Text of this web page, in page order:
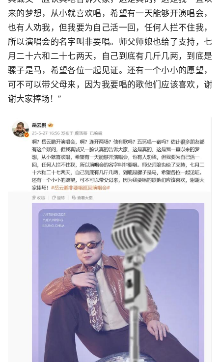
来的梦想，从小就喜欢唱，希望有一天能够开演唱会，
也有人劝我，但我要为自己活一回，任何人拦不住我，
所以演唱会的名字叫非要唱。师父师娘也给了支持，七
月二十六和二十七两天，自己到底有几斤几两，到底是
骡子是马，希望各位一起见证。还有一个小小的愿望，
可不可以带父母来，因为我要唱的歌他们应该喜欢，谢
谢大家捧场！”